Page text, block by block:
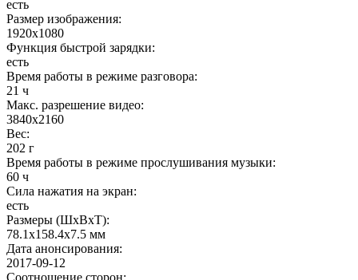
есть
Размер изображения:
1920x1080
Функция быстрой зарядки:
есть
Время работы в режиме разговора:
21 ч
Макс. разрешение видео:
3840x2160
Вес:
202 г
Время работы в режиме прослушивания музыки:
60 ч
Сила нажатия на экран:
есть
Размеры (ШxВxТ):
78.1x158.4x7.5 мм
Дата анонсирования:
2017-09-12
Соотношение сторон: